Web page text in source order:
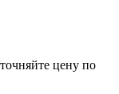
цену по